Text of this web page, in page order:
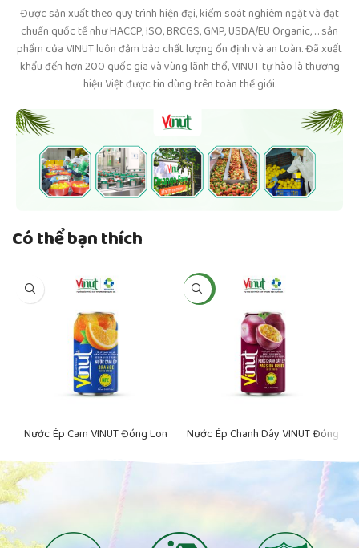
Được sản xuất theo quy trình hiện đại, kiểm soát nghiêm ngặt và đạt
chuẩn quốc tế như HACCP, ISO, BRCGS, GMP, USDA/EU Organic, ... sản
phẩm của VINUT luôn đảm bảo chất lượng ổn định và an toàn. Đã xuất
khẩu đến hơn 200 quốc gia và vùng lãnh thổ, VINUT tự hào là thương
hiệu Việt được tin dùng trên toàn thế giới.
Có thể bạn thích
Nước Ép Cam VINUT Đóng Lon
NEW
Nước Ép Chanh Dây VINUT Đóng